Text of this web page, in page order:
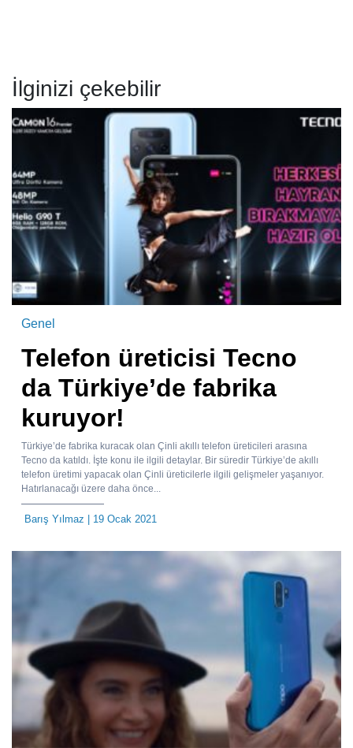
İlginizi çekebilir
Genel
Telefon üreticisi Tecno
da Türkiye’de fabrika
kuruyor!
Türkiye’de fabrika kuracak olan Çinli akıllı telefon üreticileri arasına
Tecno da katıldı. İşte konu ile ilgili detaylar. Bir süredir Türkiye’de akıllı
telefon üretimi yapacak olan Çinli üreticilerle ilgili gelişmeler yaşanıyor.
Hatırlanacağı üzere daha önce...
Barış Yılmaz | 19 Ocak 2021